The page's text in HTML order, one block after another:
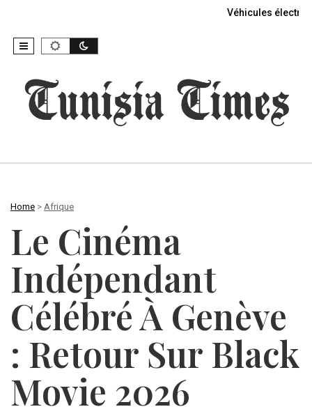
Véhicules
Home > Afrique
Le Cinéma
Indépendant
Célébré À Genève
: Retour Sur Black
Movie 2026